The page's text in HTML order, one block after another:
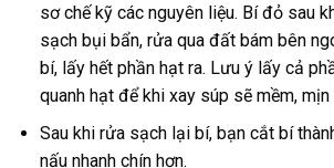
sơ chế kỹ các nguyên liệu. Bí đỏ sau
sạch bụi bẩn, rửa qua đất bám bên
bí, lấy hết phần hạt ra. Lưu ý lấy cả
quanh hạt để khi xay súp sẽ mềm, mịn
Sau khi rửa sạch lại bí, bạn cắt bí
nấu nhanh chín hơn.